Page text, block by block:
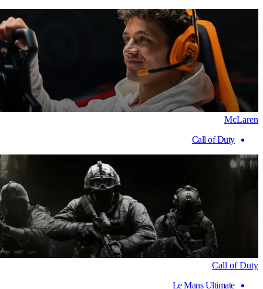
McLaren
Call of Duty
Call of Duty
Le Mans Ultimate